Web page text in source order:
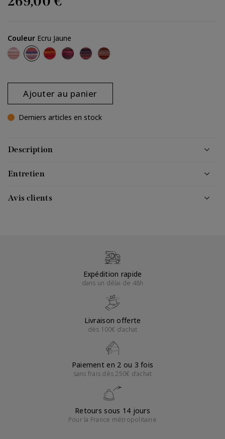
Couleur Ecru Jaune
Pastel Nude
Ecru Jaune
Rose Orange
Bordeaux Marron
Bleu Violine
Marron Gris
Ajouter au panier
Derniers articles en stock
Description
Entretien
Avis clients
Expédition rapide
dans un délai de 48h
Livraison offerte
dès 100€ d’achat
Paiement en 2 ou 3 fois
sans frais dès 250€ d’achat
Retours sous 14 jours
Pour la France métropolitaine